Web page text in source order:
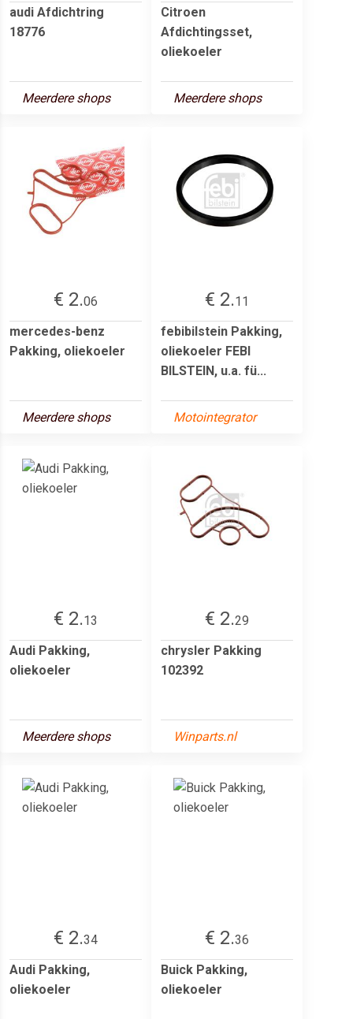
audi Afdichtring
18776
Meerdere shops
Citroen
Afdichtingsset,
oliekoeler
Meerdere shops
€ 2.06
mercedes-benz
Pakking, oliekoeler
Meerdere shops
€ 2.11
febibilstein Pakking,
oliekoeler FEBI
BILSTEIN, u.a. fü...
Motointegrator
€ 2.13
Audi Pakking,
oliekoeler
Meerdere shops
€ 2.29
chrysler Pakking
102392
Winparts.nl
€ 2.34
Audi Pakking,
oliekoeler
€ 2.36
Buick Pakking,
oliekoeler